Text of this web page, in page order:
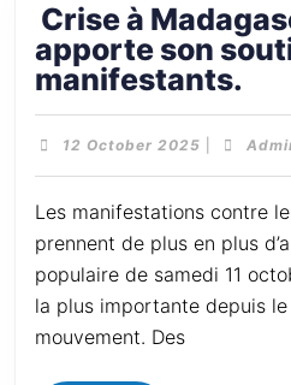
Crise à
apporte son
manifestants.
12 October 2025
Les manifestations contre le pouvoir malgaches
prennent de plus en plus
populaire de samedi 11
la plus importante depuis
mouvement. Des